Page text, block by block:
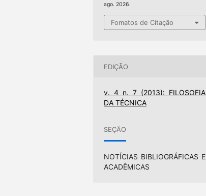
ago. 2026.
Fomatos de Citação
EDIÇÃO
v. 4 n. 7 (2013): FILOSOFIA
DA TÉCNICA
SEÇÃO
NOTÍCIAS BIBLIOGRÁFICAS E
ACADÊMICAS